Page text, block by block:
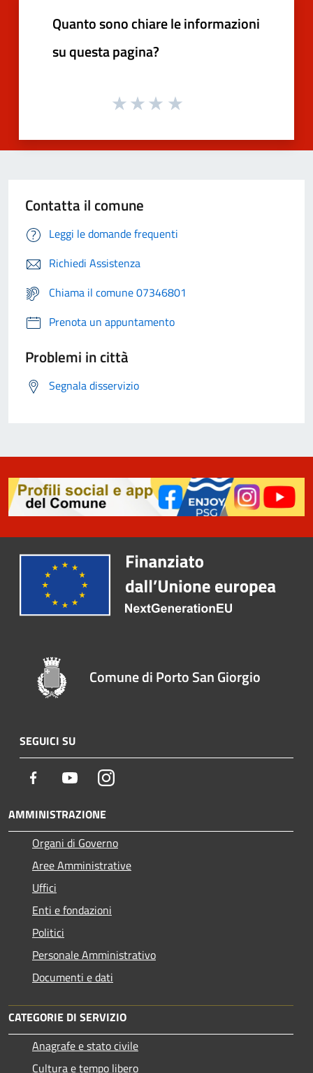
Quanto sono chiare le informazioni
su questa pagina?
Contatta il comune
Leggi le domande frequenti
Richiedi Assistenza
Chiama il comune 07346801
Prenota un appuntamento
Problemi in città
Segnala disservizio
Comune di Porto San Giorgio
SEGUICI SU
Facebook YoutubeInstagram
AMMINISTRAZIONE
Organi di Governo
Aree Amministrative
Uffici
Enti e fondazioni
Politici
Personale Amministrativo
Documenti e dati
CATEGORIE DI SERVIZIO
Anagrafe e stato civile
Cultura e tempo libero